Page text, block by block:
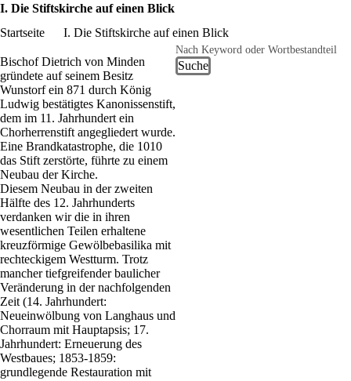
I. Die Stiftskirche auf einen Blick
Pfadnavigation
Startseite I. Die Stiftskirche auf einen Blick
Bischof Dietrich von Minden
gründete auf seinem Besitz
Wunstorf ein 871 durch König
Ludwig bestätigtes Kanonissenstift,
dem im 11. Jahrhundert ein
Chorherrenstift angegliedert wurde.
Eine Brandkatastrophe, die 1010
das Stift zerstörte, führte zu einem
Neubau der Kirche.
Diesem Neubau in der zweiten
Hälfte des 12. Jahrhunderts
verdanken wir die in ihren
wesentlichen Teilen erhaltene
kreuzförmige Gewölbebasilika mit
rechteckigem Westturm. Trotz
mancher tiefgreifender baulicher
Veränderung in der nachfolgenden
Zeit (14. Jahrhundert:
Neueinwölbung von Langhaus und
Chorraum mit Hauptapsis; 17.
Jahrhundert: Erneuerung des
Westbaues; 1853-1859:
grundlegende Restauration mit
Suche